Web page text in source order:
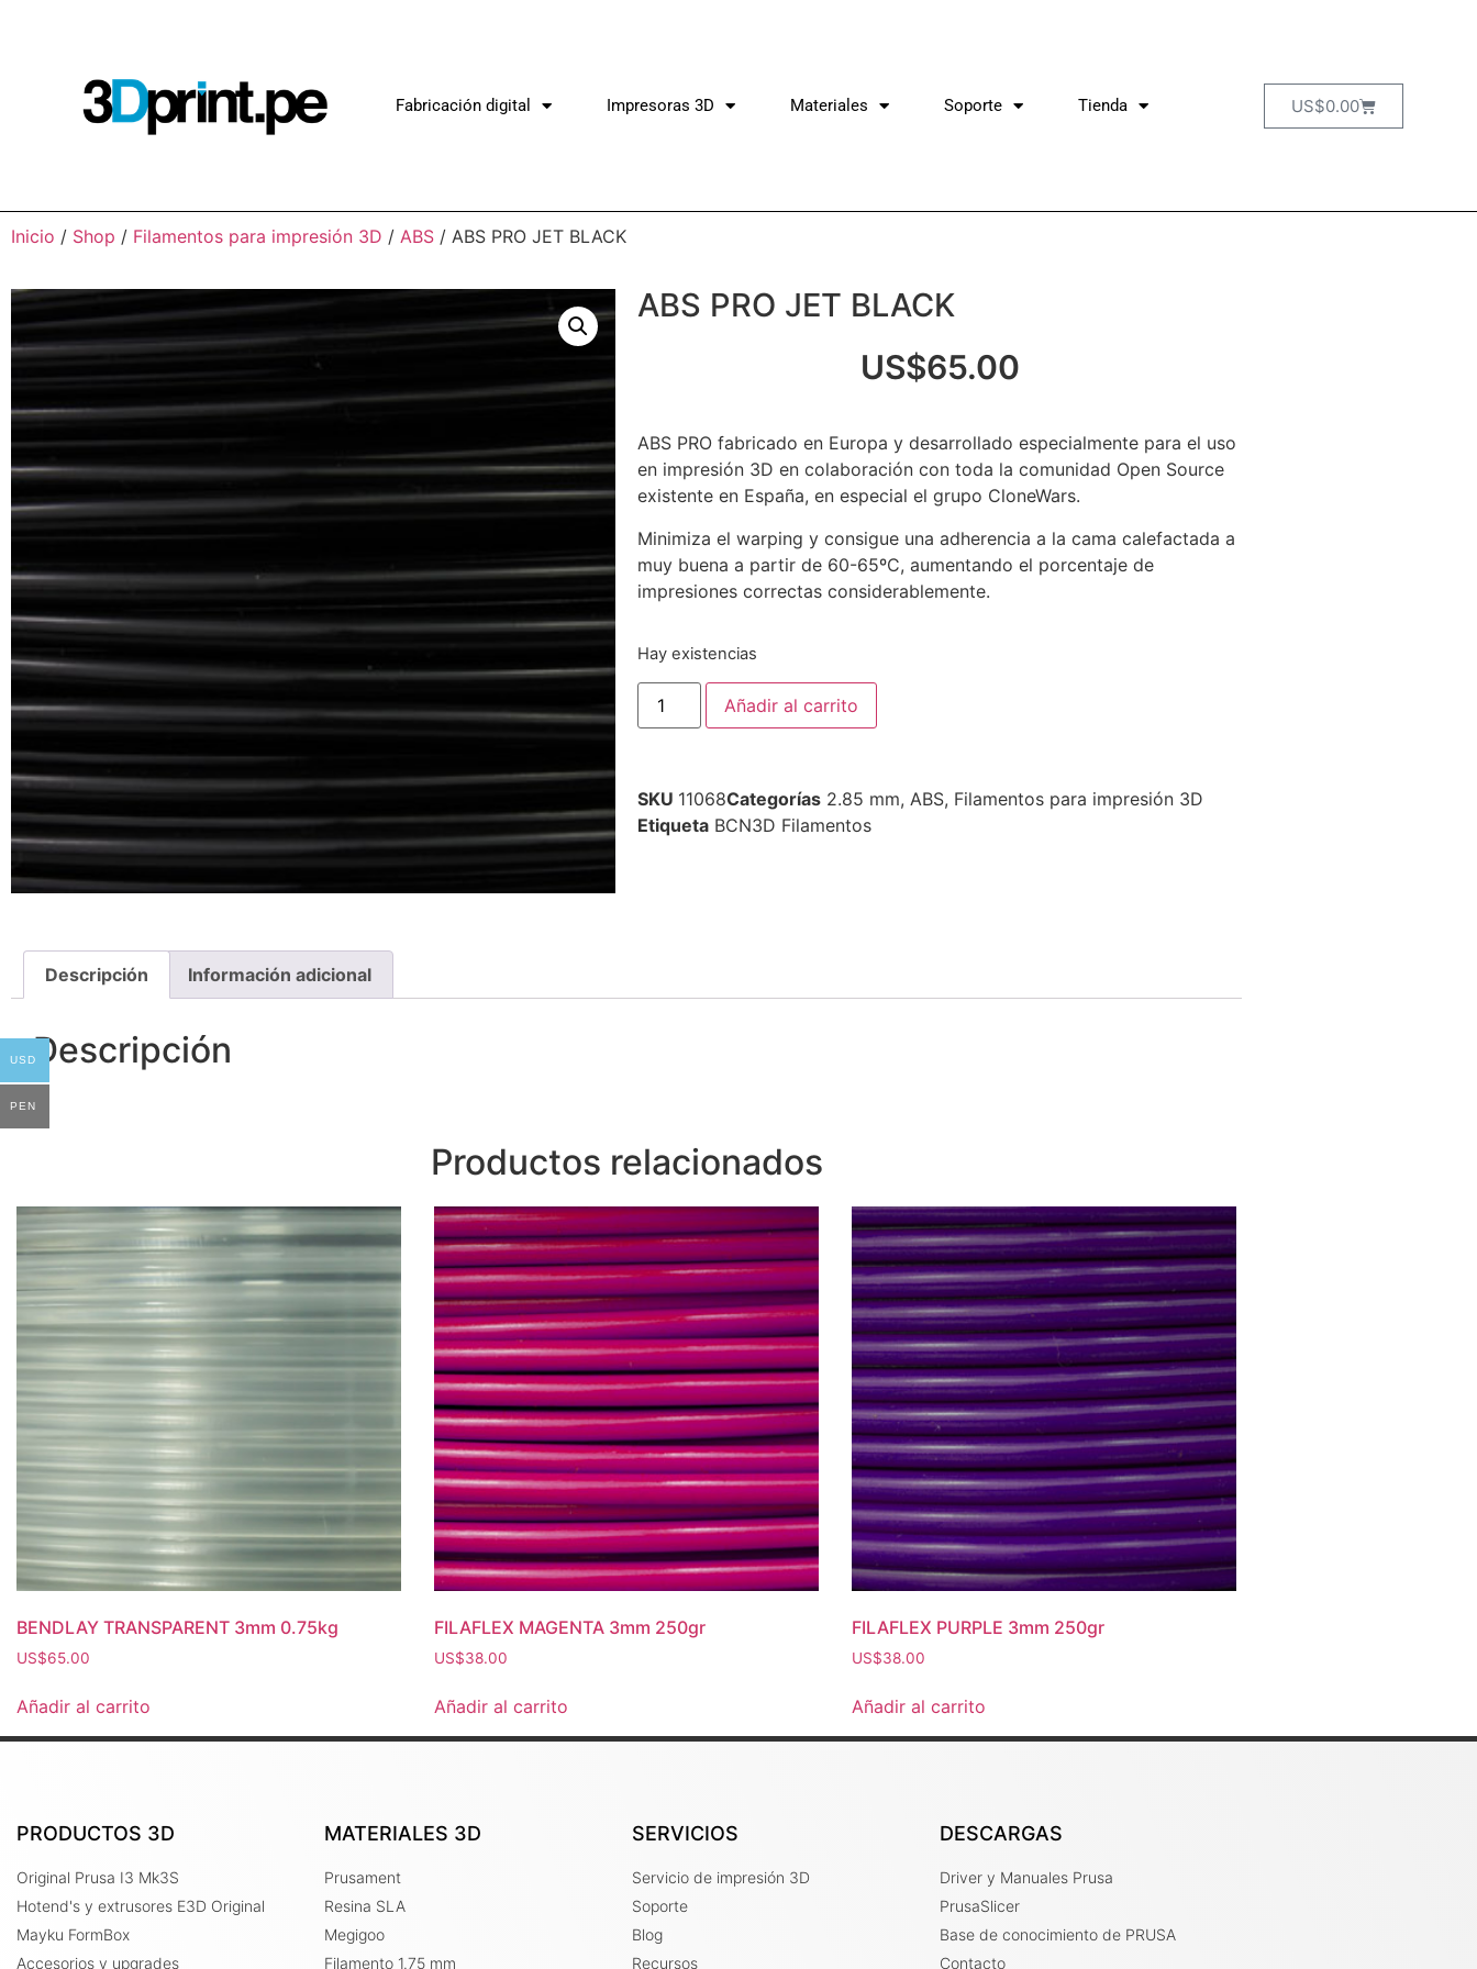
Fabricación digital Impresoras 3D Materiales Soporte Tienda US$0.00
Inicio / Shop / Filamentos para impresión 3D / ABS / ABS PRO JET BLACK
ABS PRO JET BLACK
US$65.00
ABS PRO fabricado en Europa y desarrollado especialmente para el uso
en impresión 3D en colaboración con toda la comunidad Open Source
existente en España, en especial el grupo CloneWars.
Minimiza el warping y consigue una adherencia a la cama calefactada a
muy buena a partir de 60-65ºC, aumentando el porcentaje de
impresiones correctas considerablemente.
Hay existencias
Añadir al carrito
SKU 11068Categorías 2.85 mm, ABS, Filamentos para impresión 3D
Etiqueta BCN3D Filamentos
Descripción Información adicional
Descripción
Productos relacionados
BENDLAY TRANSPARENT 3mm 0.75kg
US$65.00
Añadir al carrito
FILAFLEX MAGENTA 3mm 250gr
US$38.00
Añadir al carrito
FILAFLEX PURPLE 3mm 250gr
US$38.00
Añadir al carrito
PRODUCTOS 3D
Original Prusa I3 Mk3S
Hotend's y extrusores E3D Original
Mayku FormBox
Accesorios y upgrades
MATERIALES 3D
Prusament
Resina SLA
Megigoo
Filamento 1.75 mm
SERVICIOS
Servicio de impresión 3D
Soporte
Blog
Recursos
DESCARGAS
Driver y Manuales Prusa
PrusaSlicer
Base de conocimiento de PRUSA
Contacto
USD
PEN